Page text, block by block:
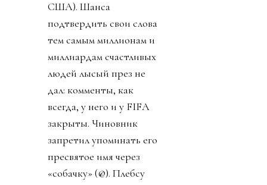
США). Шанса
подтвердить свои слова
тем самым миллионам и
миллиардам счастливых
людей лысый през не
дал: комменты, как
всегда, у него и у FIFA
закрыты. Чиновник
запретил упоминать его
пресвятое имя через
«собачку» (@). Плебсу